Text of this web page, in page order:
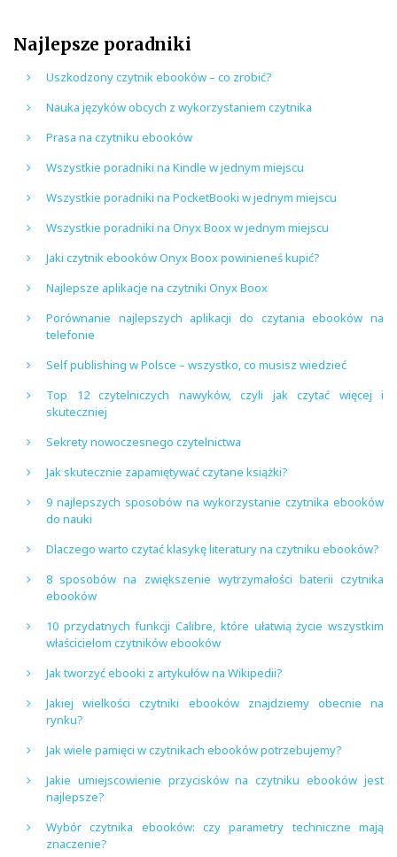
Najlepsze poradniki
Uszkodzony czytnik ebooków – co zrobić?
Nauka języków obcych z wykorzystaniem czytnika
Prasa na czytniku ebooków
Wszystkie poradniki na Kindle w jednym miejscu
Wszystkie poradniki na PocketBooki w jednym miejscu
Wszystkie poradniki na Onyx Boox w jednym miejscu
Jaki czytnik ebooków Onyx Boox powinieneś kupić?
Najlepsze aplikacje na czytniki Onyx Boox
Porównanie najlepszych aplikacji do czytania ebooków na
telefonie
Self publishing w Polsce – wszystko, co musisz wiedzieć
Top 12 czytelniczych nawyków, czyli jak czytać więcej i
skuteczniej
Sekrety nowoczesnego czytelnictwa
Jak skutecznie zapamiętywać czytane książki?
9 najlepszych sposobów na wykorzystanie czytnika ebooków
do nauki
Dlaczego warto czytać klasykę literatury na czytniku ebooków?
8 sposobów na zwiększenie wytrzymałości baterii czytnika
ebooków
10 przydatnych funkcji Calibre, które ułatwią życie wszystkim
właścicielom czytników ebooków
Jak tworzyć ebooki z artykułów na Wikipedii?
Jakiej wielkości czytniki ebooków znajdziemy obecnie na
rynku?
Jak wiele pamięci w czytnikach ebooków potrzebujemy?
Jakie umiejscowienie przycisków na czytniku ebooków jest
najlepsze?
Wybór czytnika ebooków: czy parametry techniczne mają
znaczenie?